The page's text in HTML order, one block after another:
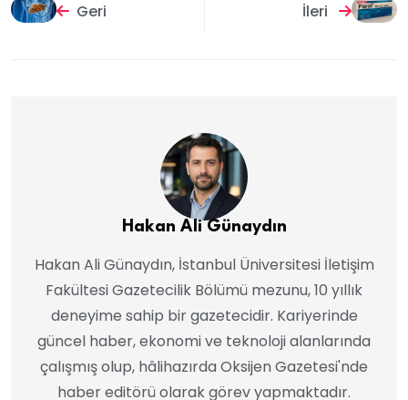
Geri İleri
Hakan Ali Günaydın
Hakan Ali Günaydın, İstanbul Üniversitesi İletişim
Fakültesi Gazetecilik Bölümü mezunu, 10 yıllık
deneyime sahip bir gazetecidir. Kariyerinde
güncel haber, ekonomi ve teknoloji alanlarında
çalışmış olup, hâlihazırda Oksijen Gazetesi'nde
haber editörü olarak görev yapmaktadır.